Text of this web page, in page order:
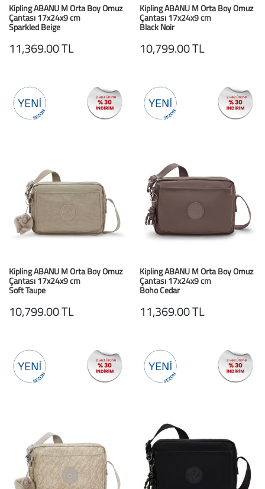
Kipling ABANU M Orta Boy Omuz
Çantası 17x24x9 cm
Sparkled Beige
11,369.00 TL
Kipling ABANU M Orta Boy Omuz
Çantası 17x24x9 cm
Black Noir
10,799.00 TL
Kipling ABANU M Orta Boy Omuz
Çantası 17x24x9 cm
Soft Taupe
10,799.00 TL
Kipling ABANU M Orta Boy Omuz
Çantası 17x24x9 cm
Boho Cedar
11,369.00 TL